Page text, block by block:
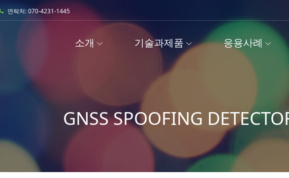
연락처: 070-4231-1445
소개 기술과제품 응용사례
GNSS SPOOFING